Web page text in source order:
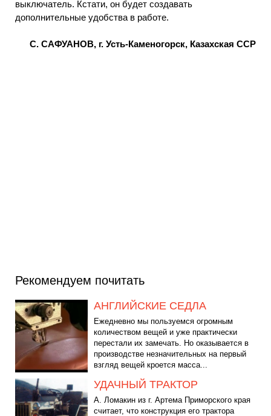
выключатель. Кстати, он будет создавать
дополнительные удобства в работе.
С. САФУАНОВ, г. Усть-Каменогорск, Казахская ССР
Рекомендуем почитать
АНГЛИЙСКИЕ СЕДЛА
Ежедневно мы пользуемся огромным
количеством вещей и уже практически
перестали их замечать. Но оказывается в
производстве незначительных на первый
взгляд вещей кроется масса...
УДАЧНЫЙ ТРАКТОР
А. Ломакин из г. Артема Приморского края
считает, что конструкция его трактора